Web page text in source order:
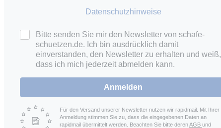
Datenschutzhinweise
Bitte senden Sie mir den Newsletter von schafe-
schuetzen.de. Ich bin ausdrücklich damit
einverstanden, den Newsletter zu erhalten und weiß,
dass ich mich jederzeit abmelden kann.
Anmelden
Für den Versand unserer Newsletter nutzen wir rapidmail. Mit Ihrer
Anmeldung stimmen Sie zu, dass die eingegebenen Daten an
rapidmail übermittelt werden. Beachten Sie bitte derenAGB und